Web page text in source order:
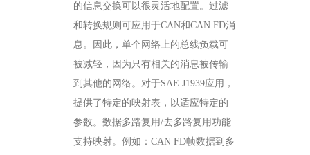
的信息交换可以很灵活地配置。过滤
和转换规则可应用于CAN和CAN FD消
息。因此，单个网络上的总线负载可
被减轻，因为只有相关的消息被传输
到其他的网络。对于SAE J1939应用，
提供了特定的映射表，以适应特定的
参数。数据多路复用/去多路复用功能
支持映射。例如：CAN FD帧数据到多